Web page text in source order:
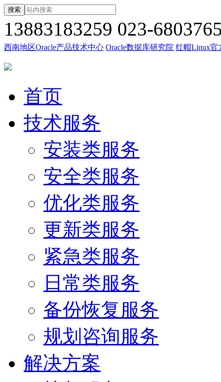
搜索
13883183259 023-
西南地区Oracle产品技术中心 Oracle数据库研究院 红帽Linux官
首页
技术服务
安装类服务
安全类服务
优化类服务
更新类服务
紧急类服务
日常类服务
备份恢复服务
规划咨询服务
解决方案